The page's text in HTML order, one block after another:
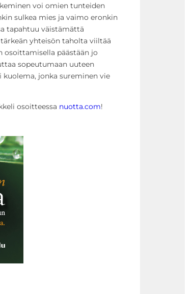
voi omien tunteiden
sulkea mies ja vaimo eronkin
tapahtuu väistämättä
yhteisön taholta viiltää
osoittamisella päästään jo
sopeutumaan uuteen
kuolema, jonka sureminen vie
osoitteessa nuotta.com!